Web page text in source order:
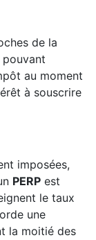
de la
au moment
à souscrire
imposées,
PERP est
le taux
une
la moitié des